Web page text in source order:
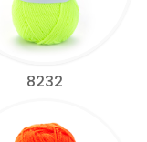
8232